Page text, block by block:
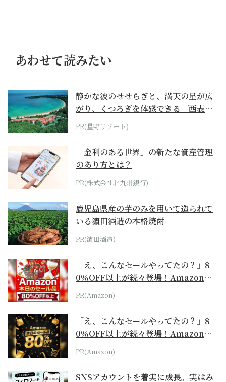
あわせて読みたい
静かな波のせせらぎと、満天の星が広
がり、くつろぎを体感できる『西表島
ホテル by...
PR(星野リゾート)
「金利のある世界」の新たな資産管理
のあり方とは？
PR(株式会社北九州銀行)
鹿児島県産の芋のみを用いて造られて
いる濵田酒造の本格焼酎
PR(濵田酒造)
「え、こんなセールやってたの？」8
0％OFF以上が続々登場！Amazonの
本気が...
PR(Amazon)
「え、こんなセールやってたの？」8
0％OFF以上が続々登場！Amazonの
本気が...
PR(Amazon)
SNSアカウントを着実に成長。実はみ